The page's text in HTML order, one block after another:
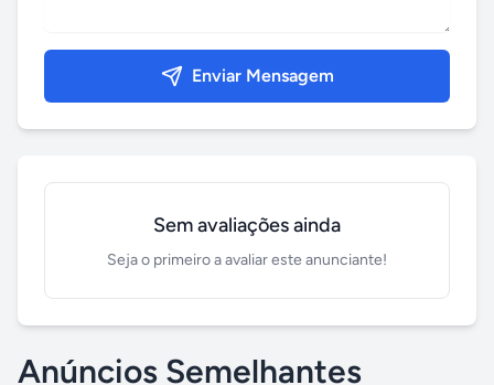
Enviar Mensagem
Sem avaliações ainda
Seja o primeiro a avaliar este anunciante!
Anúncios Semelhantes